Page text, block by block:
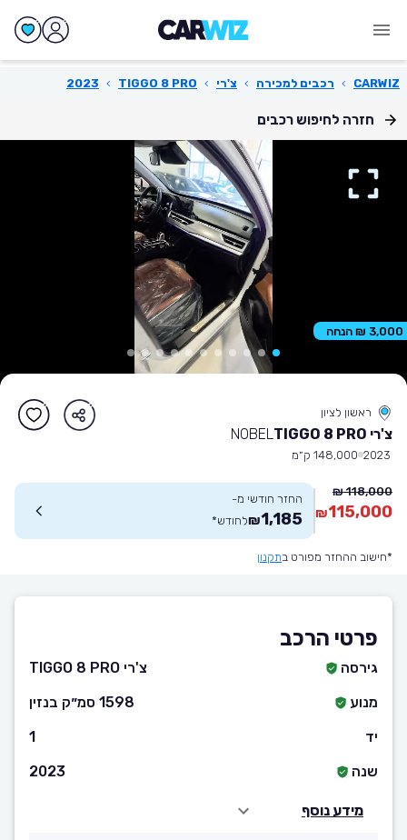
CARWIZ
› רכבים למכירה › צ'רי ›
TIGGO 8 PRO
›
2023
חזרה לחיפוש רכבים
3,000 ₪ הנחה
ראשון לציון
צ'רי TIGGO 8 PRO NOBEL
2023 148,000 ק״מ
118,000 ₪
115,000
₪
החזר חודשי מ-
1,185
₪לחודש*
*חישוב ההחזר מפורט בתקנון
פרטי הרכב
גירסה
צ'רי TIGGO 8 PRO
מנוע
1598 סמ״ק בנזין
יד
1
שנה
2023
מידע נוסף